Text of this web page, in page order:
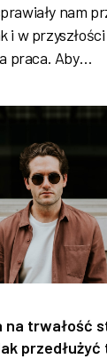
nam
i w przyszłości
praca. Aby…
na trwałość
przedłużyć